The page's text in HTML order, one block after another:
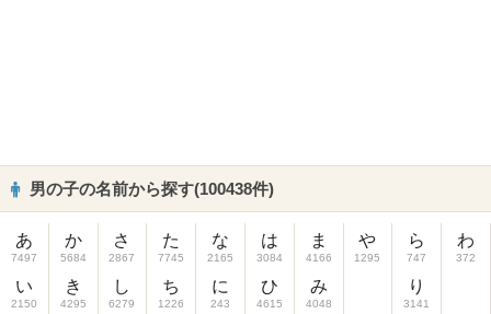
男の子の名前から探す(100438件)
あ
7497
い
2150
か
5684
き
4295
さ
2867
し
6279
た
7745
ち
1226
な
2165
に
243
は
3084
ひ
4615
ま
4166
み
4048
や
1295
ら
747
り
3141
わ
372